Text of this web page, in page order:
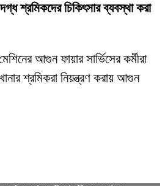
শ্রমিকদের চিকিৎসার ব্যবস্থা করা
আগুন ফায়ার সার্ভিসের কর্মীরা
শ্রমিকরা নিয়ন্ত্রণ করায় আগুন